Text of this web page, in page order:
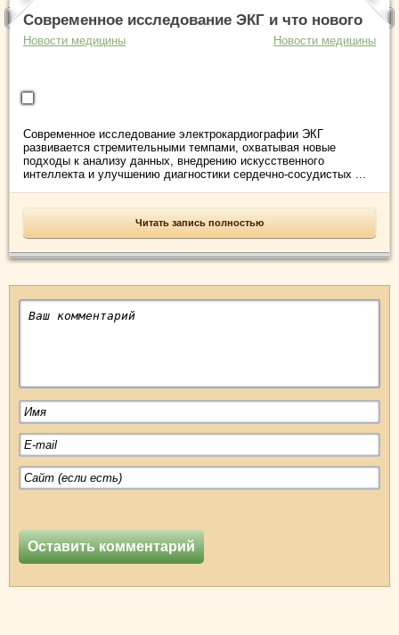
Современное исследование ЭКГ и что нового
Новости медицины Новости медицины
Современное исследование электрокардиографии ЭКГ
развивается стремительными темпами, охватывая новые
подходы к анализу данных, внедрению искусственного
интеллекта и улучшению диагностики сердечно-сосудистых ...
Читать запись полностью